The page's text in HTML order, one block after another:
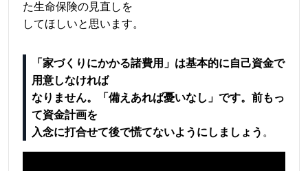
た生命保険の見直しを
してほしいと思います。
「家づくりにかかる諸費用」は基本的に自己資金で
用意しなければ
なりません。「備えあれば憂いなし」です。前もっ
て資金計画を
入念に打合せて後で慌てないようにしましょう 。